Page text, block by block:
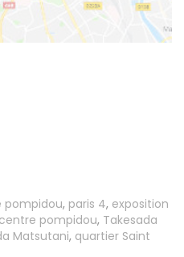
pompidou, paris 4, exposition
pompidou, Takesada
Matsutani, quartier Saint